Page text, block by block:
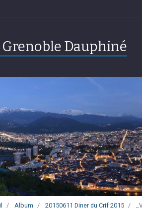
Dauphiné
Album 20150611 Diner du Crif 2015